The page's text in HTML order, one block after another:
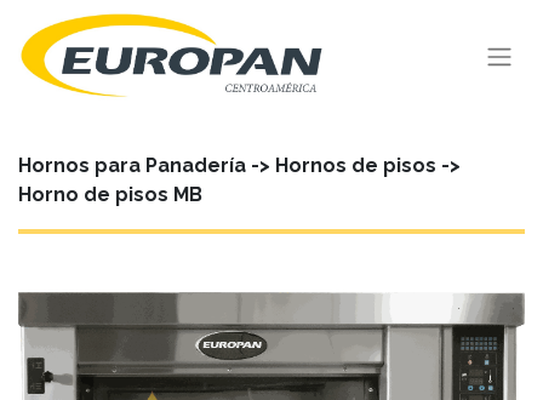
Hornos para Panadería -> Hornos de pisos ->
Horno de pisos MB